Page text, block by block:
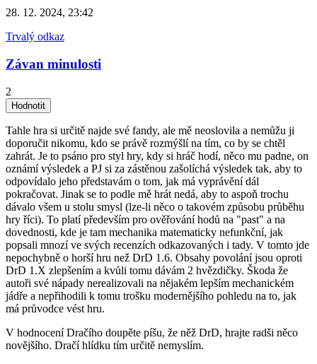
28. 12. 2024, 23:42
Trvalý odkaz
Závan minulosti
2
Tahle hra si určitě najde své fandy, ale mě neoslovila a nemůžu ji
doporučit nikomu, kdo se právě rozmýšlí na tím, co by se chtěl
zahrát. Je to psáno pro styl hry, kdy si hráč hodí, něco mu padne, on
oznámí výsledek a PJ si za zástěnou zašolíchá výsledek tak, aby to
odpovídalo jeho představám o tom, jak má vyprávění dál
pokračovat. Jinak se to podle mě hrát nedá, aby to aspoň trochu
dávalo všem u stolu smysl (lze-li něco o takovém způsobu průběhu
hry říci). To platí především pro ověřování hodů na "past" a na
dovednosti, kde je tam mechanika matematicky nefunkční, jak
popsali mnozí ve svých recenzích odkazovaných i tady. V tomto jde
nepochybně o horší hru než DrD 1.6. Obsahy povolání jsou oproti
DrD 1.X zlepšením a kvůli tomu dávám 2 hvězdičky. Škoda že
autoři své nápady nerealizovali na nějakém lepším mechanickém
jádře a nepřihodili k tomu trošku modernějšího pohledu na to, jak
má průvodce vést hru.
V hodnocení Dračího doupěte píšu, že něž DrD, hrajte radši něco
novějšího. Dračí hlídku tím určitě nemyslím.